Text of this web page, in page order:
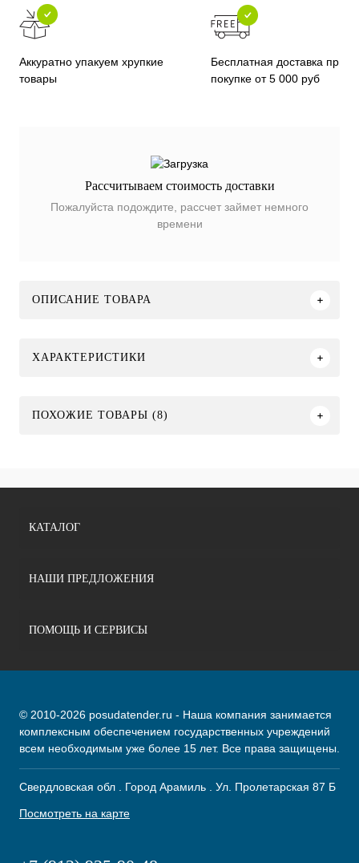
Аккуратно упакуем хрупкие
товары
Бесплатная доставка при
покупке от 5 000 руб
Рассчитываем стоимость доставки
Пожалуйста подождите, рассчет займет немного
времени
ОПИСАНИЕ ТОВАРА
ХАРАКТЕРИСТИКИ
ПОХОЖИЕ ТОВАРЫ (8)
КАТАЛОГ
НАШИ ПРЕДЛОЖЕНИЯ
ПОМОЩЬ И СЕРВИСЫ
© 2010-2026 posudatender.ru - Наша компания занимается
комплексным обеспечением государственных учреждений
всем необходимым уже более 15 лет. Все права защищены.
Свердловская обл . Город Арамиль . Ул. Пролетарская 87 Б
Посмотреть на карте